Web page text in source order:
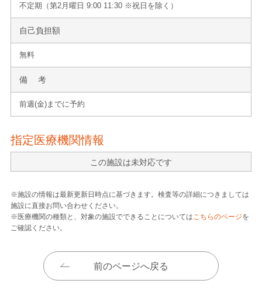
不定期（第2月曜日 9:00 11:30 ※祝日を除く）
自己負担額
無料
備 考
前週(金)までに予約
指定医療機関情報
この施設は未対応です
※施設の情報は最新更新日時点に基づきます。検査等の詳細につきましては
施設に直接お問い合わせください。
※医療機関の種類と、対象の施設でできることについてはこちらのページを
ご確認ください。
前のページへ戻る